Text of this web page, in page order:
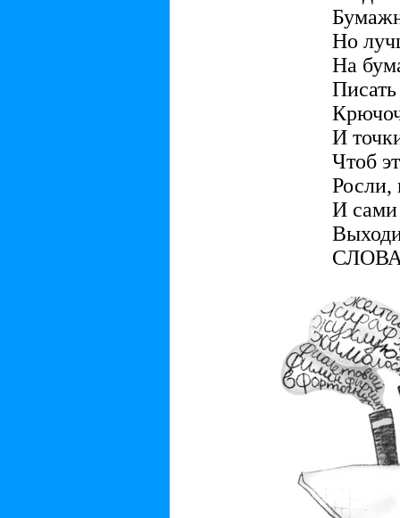
Но
На
И
Чтоб
Росли,
И сами